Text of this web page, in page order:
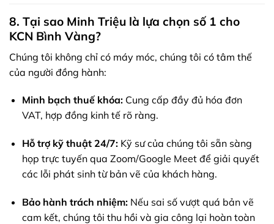
8. Tại sao Minh Triệu là lựa chọn số 1 cho
KCN Bình Vàng?
Chúng tôi không chỉ có máy móc, chúng tôi có tâm thế
của người đồng hành:
Minh bạch thuế khóa:Cung cấp đầy đủ hóa đơn
VAT, hợp đồng kinh tế rõ ràng.
Hỗ trợ kỹ thuật 24/7:Kỹ sư của chúng tôi sẵn sàng
họp trực tuyến qua Zoom/Google Meet để giải quyết
các lỗi phát sinh từ bản vẽ của khách hàng.
Bảo hành trách nhiệm:Nếu sai số vượt quá bản vẽ
cam kết, chúng tôi thu hồi và gia công lại hoàn toàn